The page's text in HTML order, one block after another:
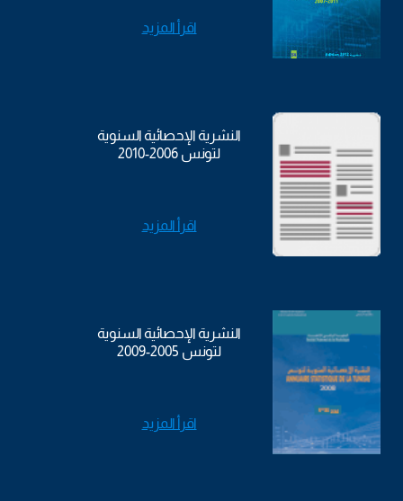
اقرأ المزيد
النشرية الإحصائية السنوية
لتونس 2006-2010
اقرأ المزيد
النشرية الإحصائية السنوية
لتونس 2005-2009
اقرأ المزيد